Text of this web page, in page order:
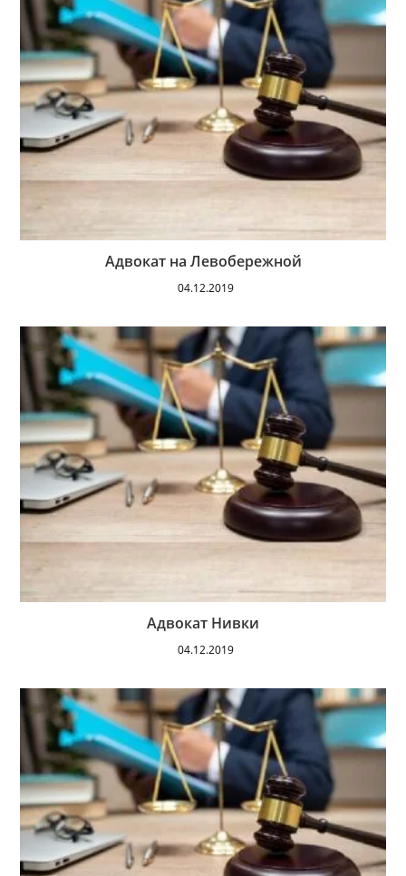
Адвокат на Левобережной
04.12.2019
Адвокат Нивки
04.12.2019